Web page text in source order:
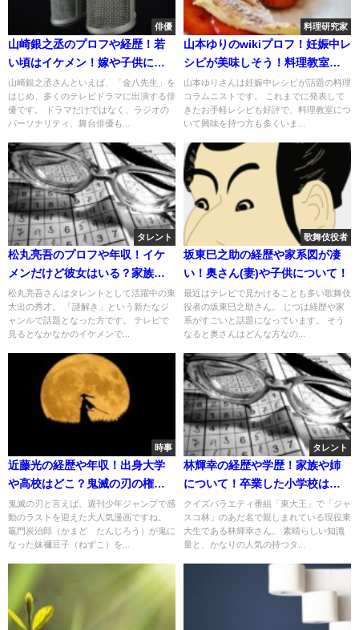
俳優
山崎銀之丞のプロフや経歴！若
い頃はイケメン！嫁や子供につ
いて！
山崎銀之丞さんといえば、「金八先生」を
はじめ、多くのテレビドラマに出演する俳
優です。 ドラマだけではなく、ラジオの
パーソナリティ、舞台俳優も...
料理研究家
山本ゆりのwikiプロフ！妊娠中レ
シピが美味しそう！料理教室は
開いてる？
山本ゆりさんは妊娠中レシピが話題の料理
コラムニストです。 これまでに発表して
きたお手軽レシピも好評で、料理教室につ
いて興味を持つ方も多くいま...
タレント
松丸亮吾のプロフや年収！イケ
メンだけど彼女はいる？家族や
兄弟について！
松丸亮吾さんはタレントとして活躍中の東
大出の秀才。 「謎解き」という新たなジ
ャンルで話題となった方です。 テレビで
見るとなかなかのイケメンで...
歌舞伎役者
坂東巳之助の経歴や家系図が凄
い！奥さん(妻)や子供について！
最近はテレビで見かけることも多い歌舞伎
役者の坂東巳之助さん。 じつは経歴や家
系がすごいと話題になっています。 そう
なると奥さんはどんな方なの...
時事
近藤光の経歴や年収！出身大学
や高校はどこ？鬼滅の刃の権利
失効の可能性！
鬼滅の刃と言えば、週刊少年ジャンプで感
動のラストを迎えた大人気漫画ですね。
竈門炭治郎（かまど たんじろう）が鬼に
なった妹禰豆子（ねずこ）を...
タレント
林輝幸の経歴や学歴！家族や姉
について！卒業した小学校は高
岡のどこ？
クイズバラエティ番組「東大王」で「ジャ
スコ林」のあだ名で親しまれている現役東
大生である林輝幸さん。 素晴らしい知識
量と、かなりの人気の持つタ...